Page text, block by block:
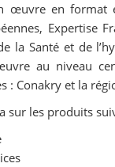
œuvre en format
Expertise
la Santé et de
au niveau
: Conakry et la
sur les produits